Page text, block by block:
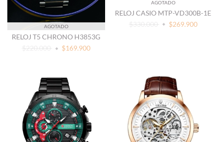
AGOTADO
RELOJ T5 CHRONO H3853G
$220.000
$169.900
AGOTADO
RELOJ CASIO MTP-VD300B-1E
$330.000
$269.900